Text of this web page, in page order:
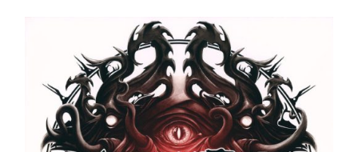
BARF‎ _ Blasting All Rotten Fuckers – Mantra LP
Ajouter au panier Détails